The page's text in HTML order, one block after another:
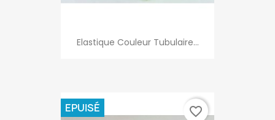
Elastique Couleur Tubulaire...
EPUISÉ favorite_border